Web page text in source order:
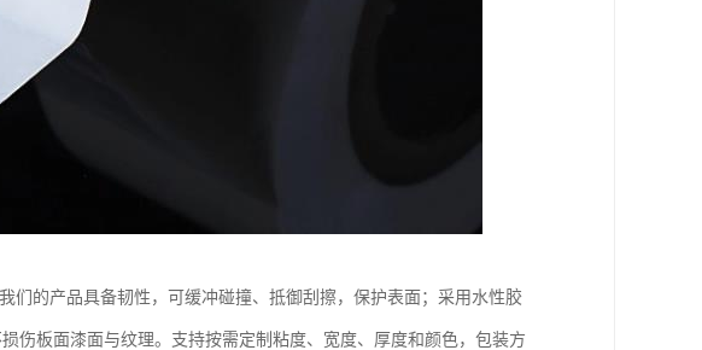
们的产品具备韧性，可缓冲碰撞、抵御刮擦，保护表面；采用水性胶
伤板面漆面与纹理。支持按需定制粘度、宽度、厚度和颜色，包装方